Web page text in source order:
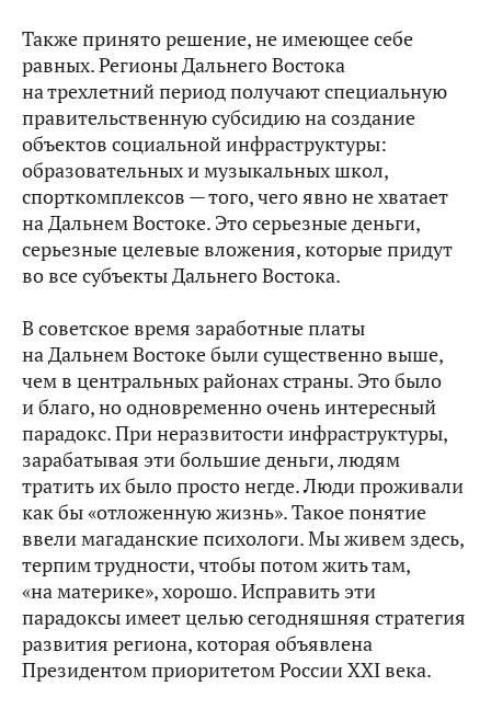
Также принято решение, не имеющее себе
равных. Регионы Дальнего Востока
на трехлетний период получают специальную
правительственную субсидию на создание
объектов социальной инфраструктуры:
образовательных и музыкальных школ,
спорткомплексов — того, чего явно не хватает
на Дальнем Востоке. Это серьезные деньги,
серьезные целевые вложения, которые придут
во все субъекты Дальнего Востока.
В советское время заработные платы
на Дальнем Востоке были существенно выше,
чем в центральных районах страны. Это было
и благо, но одновременно очень интересный
парадокс. При неразвитости инфраструктуры,
зарабатывая эти большие деньги, людям
тратить их было просто негде. Люди проживали
как бы «отложенную жизнь». Такое понятие
ввели магаданские психологи. Мы живем здесь,
терпим трудности, чтобы потом жить там,
«на материке», хорошо. Исправить эти
парадоксы имеет целью сегодняшняя стратегия
развития региона, которая объявлена
Президентом приоритетом России XXI века.